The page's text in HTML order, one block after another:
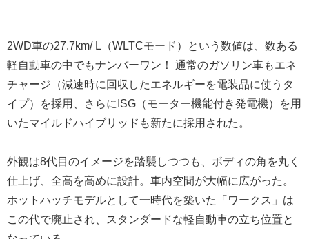
2WD車の27.7km/ L（WLTCモード）という数値は、数ある
軽自動車の中でもナンバーワン！ 通常のガソリン車もエネ
チャージ（減速時に回収したエネルギーを電装品に使うタ
イプ）を採用、さらにISG（モーター機能付き発電機）を用
いたマイルドハイブリッドも新たに採用された。
外観は8代目のイメージを踏襲しつつも、ボディの角を丸く
仕上げ、全高を高めに設計。車内空間が大幅に広がった。
ホットハッチモデルとして一時代を築いた「ワークス」は
この代で廃止され、スタンダードな軽自動車の立ち位置と